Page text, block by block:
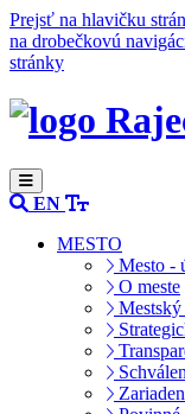
Prejsť na hlavičku
na drobečkovú
stránky
EN
MESTO
Mesto -
O meste
Mestský